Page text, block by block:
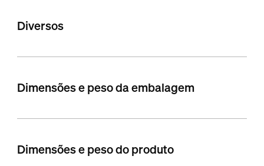
Diversos
Dimensões e peso da embalagem
Dimensões e peso do produto